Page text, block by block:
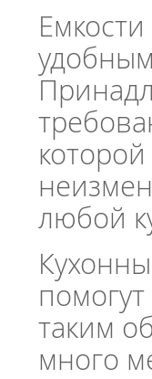
любой
таким
много